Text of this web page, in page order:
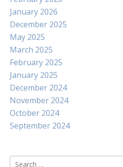
January 2026
December 2025
May 2025
March 2025
February 2025
January 2025
December 2024
November 2024
October 2024
September 2024
Search